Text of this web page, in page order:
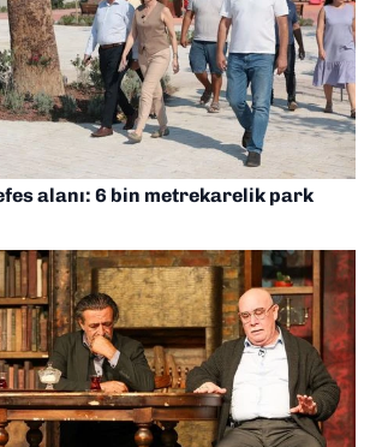
alanı: 6 bin metrekarelik park